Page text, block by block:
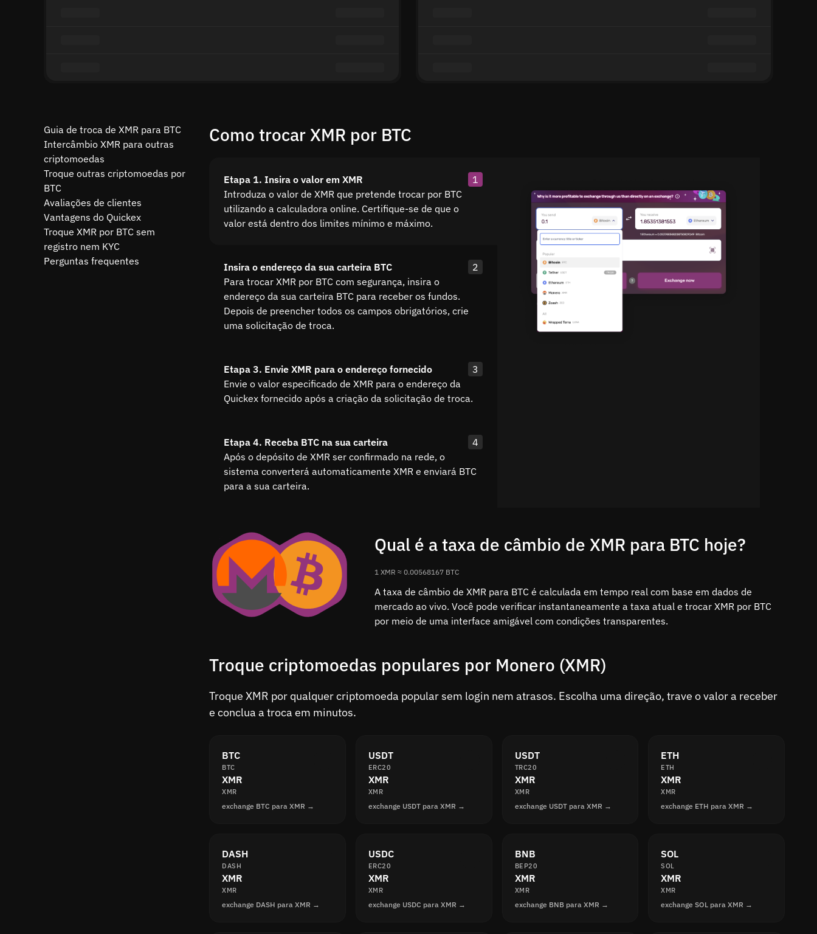
Guia de troca de XMR para BTC
Intercâmbio XMR para outras
criptomoedas
Troque outras criptomoedas por
BTC
Avaliações de clientes
Vantagens do Quickex
Troque XMR por BTC sem
registro nem KYC
Perguntas frequentes
Como trocar XMR por BTC
Etapa 1. Insira o valor em XMR
1
Introduza o valor de XMR que pretende trocar por BTC
utilizando a calculadora online. Certifique-se de que o
valor está dentro dos limites mínimo e máximo.
Insira o endereço da sua carteira BTC
2
Para trocar XMR por BTC com segurança, insira o
endereço da sua carteira BTC para receber os fundos.
Depois de preencher todos os campos obrigatórios, crie
uma solicitação de troca.
Etapa 3. Envie XMR para o endereço fornecido
3
Envie o valor especificado de XMR para o endereço da
Quickex fornecido após a criação da solicitação de troca.
Etapa 4. Receba BTC na sua carteira
4
Após o depósito de XMR ser confirmado na rede, o
sistema converterá automaticamente XMR e enviará BTC
para a sua carteira.
Qual é a taxa de câmbio de XMR para BTC hoje?
1 XMR ≈ 0.00568167 BTC
A taxa de câmbio de XMR para BTC é calculada em tempo real com base em dados de
mercado ao vivo. Você pode verificar instantaneamente a taxa atual e trocar XMR por BTC
por meio de uma interface amigável com condições transparentes.
Troque criptomoedas populares por Monero (XMR)
Troque XMR por qualquer criptomoeda popular sem login nem atrasos. Escolha uma direção, trave o valor a receber
e conclua a troca em minutos.
BTC
BTC
XMR
XMR
exchange BTC para XMR →
USDT
ERC20
XMR
XMR
exchange USDT para XMR →
USDT
TRC20
XMR
XMR
exchange USDT para XMR →
ETH
ETH
XMR
XMR
exchange ETH para XMR →
DASH
DASH
XMR
XMR
exchange DASH para XMR →
USDC
ERC20
XMR
XMR
exchange USDC para XMR →
BNB
BEP20
XMR
XMR
exchange BNB para XMR →
SOL
SOL
XMR
XMR
exchange SOL para XMR →